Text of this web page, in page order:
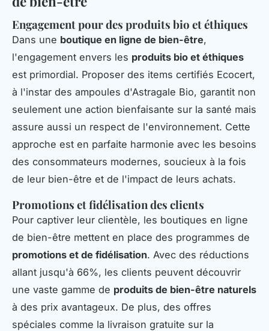
Engagement pour des produits bio et éthiques
Dans une boutique en ligne de bien-être,
l'engagement envers les produits bio et éthiques
est primordial. Proposer des items certifiés Ecocert,
à l'instar des ampoules d'Astragale Bio, garantit non
seulement une action bienfaisante sur la santé mais
assure aussi un respect de l'environnement. Cette
approche est en parfaite harmonie avec les besoins
des consommateurs modernes, soucieux à la fois
de leur bien-être et de l'impact de leurs achats.
Promotions et fidélisation des clients
Pour captiver leur clientèle, les boutiques en ligne
de bien-être mettent en place des programmes de
promotions et de fidélisation. Avec des réductions
allant jusqu'à 66%, les clients peuvent découvrir
une vaste gamme de produits de bien-être naturels
à des prix avantageux. De plus, des offres
spéciales comme la livraison gratuite sur la